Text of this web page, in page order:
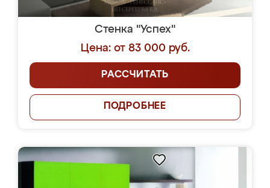
Стенка "Успех"
Цена: от 83 000 руб.
РАССЧИТАТЬ
ПОДРОБНЕЕ